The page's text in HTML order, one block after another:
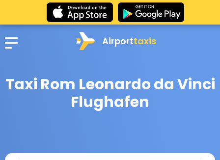
Airporttaxis
Taxi Rom Leonardo da Vinci
Flughafen